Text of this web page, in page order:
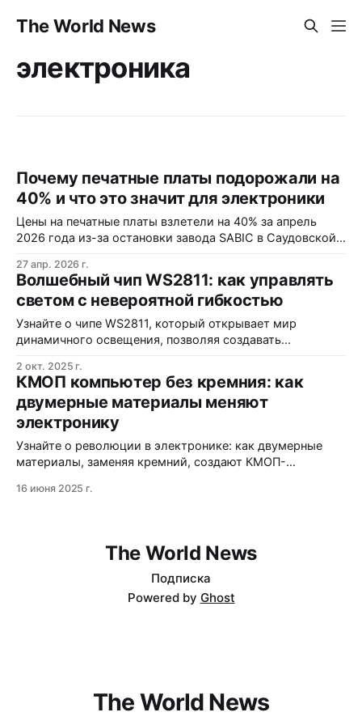
The World News
электроника
Почему печатные платы подорожали на
40% и что это значит для электроники
Цены на печатные платы взлетели на 40% за апрель
2026 года из-за остановки завода SABIC в Саудовской
ключевого материала. Дефицит стекловолокна и
медной фольги, а также блокировка морских путей
через Персидский залив создали структурный разрыв в
цепо…
27 апр. 2026 г.
Волшебный чип WS2811: как управлять
светом с невероятной гибкостью
Узнайте о чипе WS2811, который открывает мир
динамичного освещения, позволяя создавать
2 окт. 2025 г.
КМОП компьютер без кремния: как
двумерные материалы меняют
электронику
Узнайте о революции в электронике: как двумерные
материалы, заменяя кремний, создают КМОП-
16 июня 2025 г.
The World News
Подписка
Powered by Ghost
The World News